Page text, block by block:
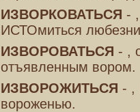
ИЗВОРКОВАТЬСЯ -
ИСТОмиться
ИЗВОРОВАТЬСЯ - ,
отъявленным вором.
ИЗВОРОЖИТЬСЯ - ,
вороженью.